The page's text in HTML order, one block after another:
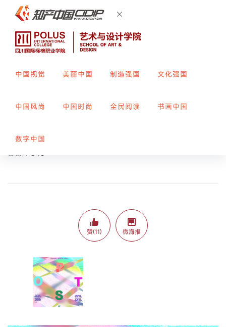
中国视觉 美丽中国 制造强国 文化强国
中国风尚 中国时尚 全民阅读 书画中国
数字中国
指导教师：
标榜平343
赞(11) 微海报